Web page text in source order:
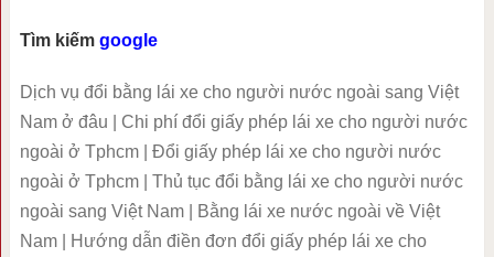
Tìm kiếm google
Dịch vụ đổi bằng lái xe cho người nước ngoài sang Việt
Nam ở đâu | Chi phí đổi giấy phép lái xe cho người nước
ngoài ở Tphcm | Đổi giấy phép lái xe cho người nước
ngoài ở Tphcm | Thủ tục đổi bằng lái xe cho người nước
ngoài sang Việt Nam | Bằng lái xe nước ngoài về Việt
Nam | Hướng dẫn điền đơn đổi giấy phép lái xe cho